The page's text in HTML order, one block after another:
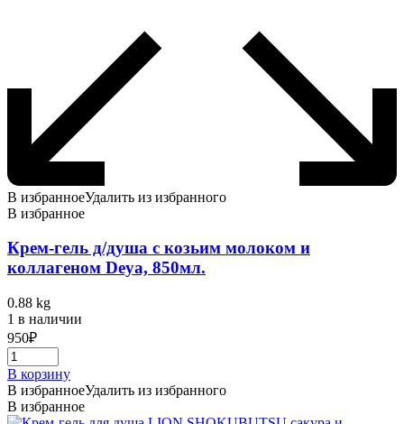
В избранноеУдалить из избранного
В избранное
Крем-гель д/душа с козьим молоком и
коллагеном Deya, 850мл.
0.88 kg
1 в наличии
950₽
В корзину
В избранноеУдалить из избранного
В избранное